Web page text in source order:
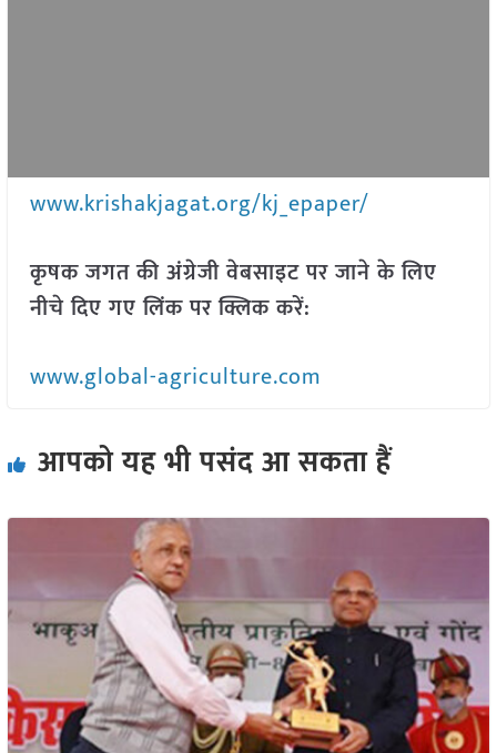
www.krishakjagat.org/kj_epaper/
कृषक जगत की अंग्रेजी वेबसाइट पर जाने के लिए
नीचे दिए गए लिंक पर क्लिक करें:
www.global-agriculture.com
आपको यह भी पसंद आ सकता हैं